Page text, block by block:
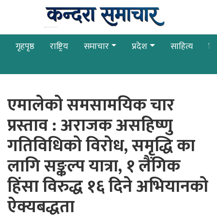
गृहपृष्ठ राष्ट्रिय समाचार प्रदेश साहित्य
एमालेकाे समसामयिक चार
प्रस्ताव : अराजक असहिष्णु
गतिविधिकाे विराेध, समृद्धि का
लागि सङ्कल्प यात्रा, १ लैंगिक
हिंसा विरुद्ध १६ दिने अभियानकाे
ऐक्यबद्धता